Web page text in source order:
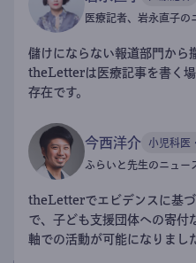
医療記者、岩永直子の
儲けにならない報道部門から
theLetterは医療記事を書く
存在です。
今西洋介 小児科医
ふらいと先生のニュー
theLetterでエビデンスに基
で、子ども支援団体への寄付
軸での活動が可能になりまし